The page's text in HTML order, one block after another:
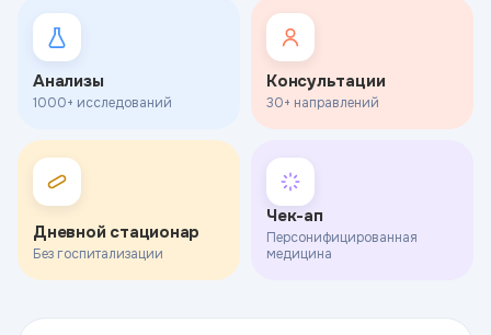
Анализы
1000+ исследований
Консультации
30+ направлений
Дневной стационар
Без госпитализации
Чек-ап
Персонифицированная
медицина